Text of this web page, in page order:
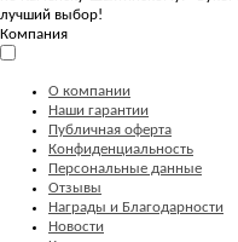
лучший выбор!
Компания
О компании
Наши гарантии
Публичная оферта
Конфиденциальность
Персональные данные
Отзывы
Награды и Благодарности
Новости